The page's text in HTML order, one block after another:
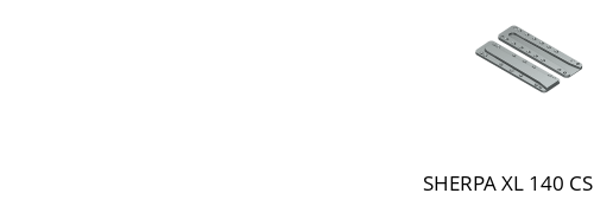
SHERPA XL 140 CS